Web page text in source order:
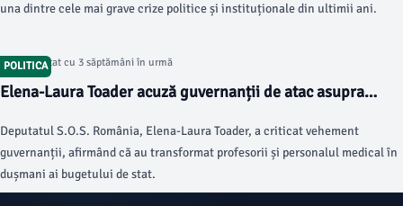
una dintre cele mai grave crize politice și instituționale din ultimii ani.
POLITICA
Articol postat cu 3 săptămâni în urmă
Elena-Laura Toader acuză guvernanții de atac asupra
Deputatul S.O.S. România, Elena-Laura Toader, a criticat vehement
guvernanții, afirmând că au transformat profesorii și personalul medical în
dușmani ai bugetului de stat.